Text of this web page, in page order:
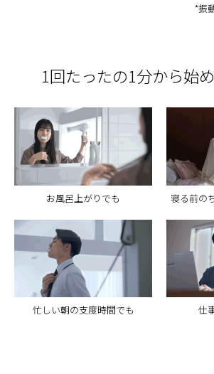
*振
1回たったの1分から始
お風呂上がりでも 寝る前の
忙しい朝の支度時間でも 仕